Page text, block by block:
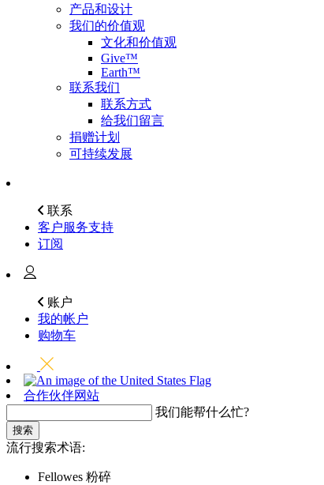
产品和设计
我们的价值观
文化和价值观
Give™
Earth™
联系我们
联系方式
给我们留言
捐赠计划
可持续发展
联系
客户服务支持
订阅
账户
我的帐户
购物车
合作伙伴网站
我们能帮什么忙?
搜索
流行搜索术语:
Fellowes 粉碎